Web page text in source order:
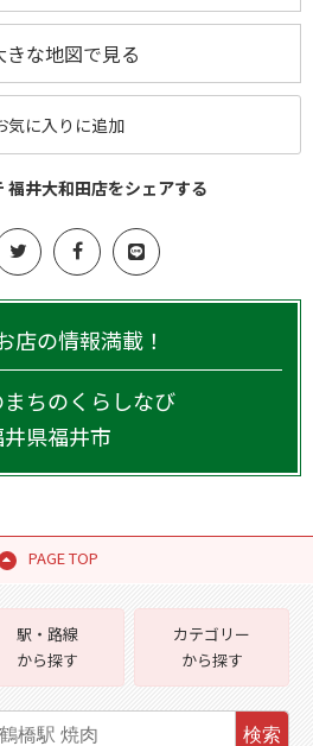
きな地図で見る
気に入りに追加
福井大和田店をシェアする
店の情報満載！
ちのくらしなび
井県福井市
PAGE TOP
駅・路線
から探す
カテゴリー
から探す
検索